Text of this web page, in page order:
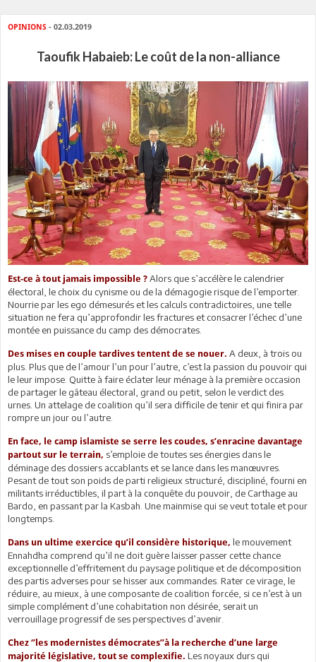
OPINIONS - 02.03.2019
Taoufik Habaieb: Le coût de la non-alliance
Est-ce à tout jamais impossible ? Alors que s’accélère le calendrier
électoral, le choix du cynisme ou de la démagogie risque de l’emporter.
Nourrie par les ego démesurés et les calculs contradictoires, une telle
situation ne fera qu’approfondir les fractures et consacrer l’échec d’une
montée en puissance du camp des démocrates.
Des mises en couple tardives tentent de se nouer. A deux, à trois ou
plus. Plus que de l’amour l’un pour l’autre, c’est la passion du pouvoir qui
le leur impose. Quitte à faire éclater leur ménage à la première occasion
de partager le gâteau électoral, grand ou petit, selon le verdict des
urnes. Un attelage de coalition qu’il sera difficile de tenir et qui finira par
rompre un jour ou l’autre.
En face, le camp islamiste se serre les coudes, s’enracine davantage
partout sur le terrain, s’emploie de toutes ses énergies dans le
déminage des dossiers accablants et se lance dans les manœuvres.
Pesant de tout son poids de parti religieux structuré, discipliné, fourni en
militants irréductibles, il part à la conquête du pouvoir, de Carthage au
Bardo, en passant par la Kasbah. Une mainmise qui se veut totale et pour
longtemps.
Dans un ultime exercice qu’il considère historique, le mouvement
Ennahdha comprend qu’il ne doit guère laisser passer cette chance
exceptionnelle d’effritement du paysage politique et de décomposition
des partis adverses pour se hisser aux commandes. Rater ce virage, le
réduire, au mieux, à une composante de coalition forcée, si ce n’est à un
simple complément d’une cohabitation non désirée, serait un
verrouillage progressif de ses perspectives d’avenir.
Chez ‘’les modernistes démocrates’’à la recherche d’une large
majorité législative, tout se complexifie. Les noyaux durs qui